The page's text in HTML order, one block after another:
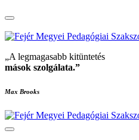
„A legmagasabb kitüntetés
mások szolgálata.”
Max Brooks